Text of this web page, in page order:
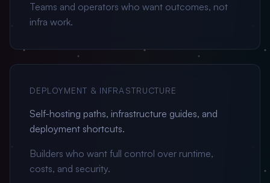
Teams and operators who want outcomes, not
infra work.
DEPLOYMENT & INFRASTRUCTURE
Self-hosting paths, infrastructure guides, and
deployment shortcuts.
Builders who want full control over runtime,
costs, and security.